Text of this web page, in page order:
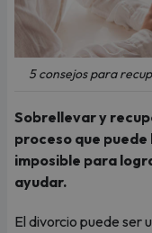
5 consejos para
Sobrellevar y
proceso que
imposible para
ayudar.
El divorcio puede ser